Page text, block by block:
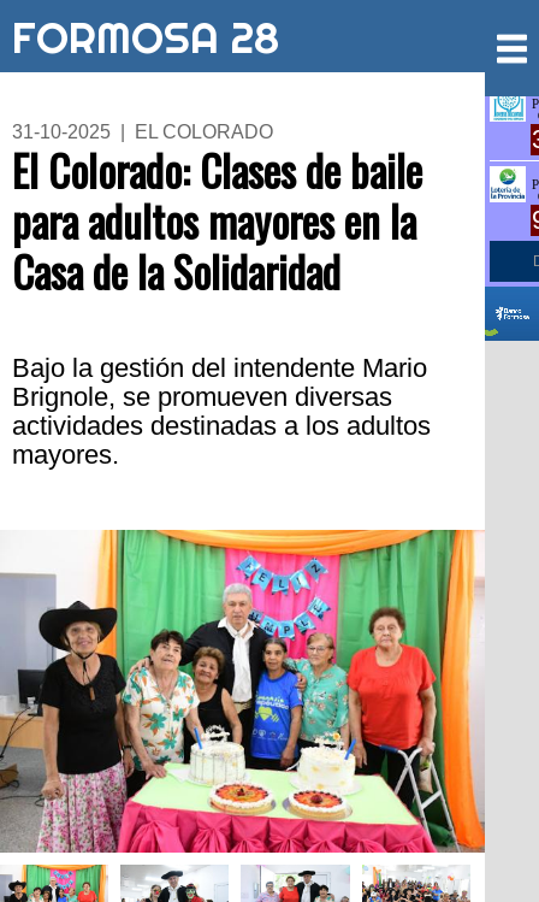
FORMOSA 28
31-10-2025 | EL COLORADO
El Colorado: Clases de baile
para adultos mayores en la
Casa de la Solidaridad
Bajo la gestión del intendente Mario
Brignole, se promueven diversas
actividades destinadas a los adultos
mayores.